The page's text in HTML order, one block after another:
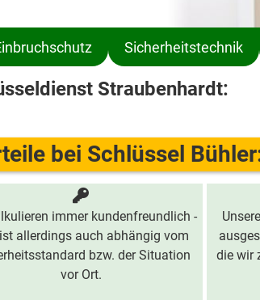
Sicherheitstechnik
Straubenhardt:
bei Schlüssel
immer kundenfreundlich -
allerdings auch abhängig vom
bzw. der Situation
vor Ort.
die wir